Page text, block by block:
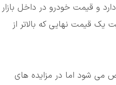
و قیمت خودرو در داخل بازار
یک قیمت نهایی که بالاتر از
می شود اما در مزایده های